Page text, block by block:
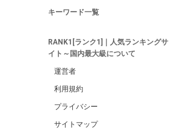
キーワード一覧
RANK1[ランク1]｜人気ランキングサ
イト～国内最大級について
運営者
利用規約
プライバシー
サイトマップ